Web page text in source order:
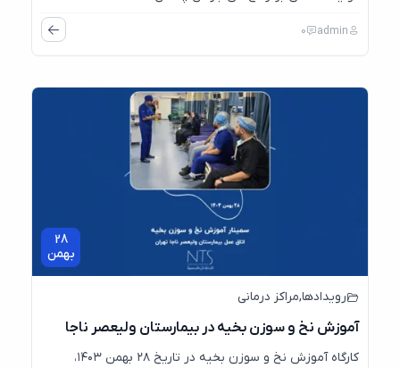
admin
0
28
بهمن
رویدادها,مراکز درمانی
آموزش نخ و سوزن بخیه در بیمارستان ولیعصر ناجا
کارگاه آموزش نخ و سوزن بخیه در تاریخ ۲۸ بهمن ۱۴۰۳،